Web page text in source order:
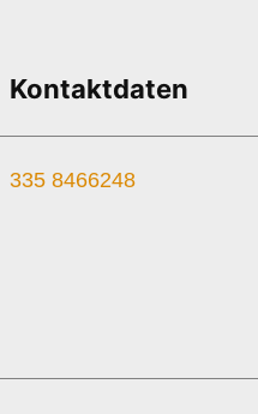
Kontaktdaten
335 8466248